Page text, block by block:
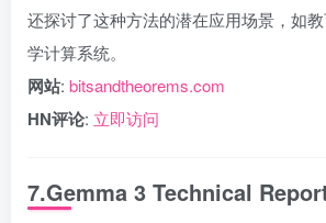
还探讨了这种方法的潜在应用场景，如
学计算系统。
网站: bitsandtheorems.com
HN评论: 立即访问
7.Gemma 3 Technical